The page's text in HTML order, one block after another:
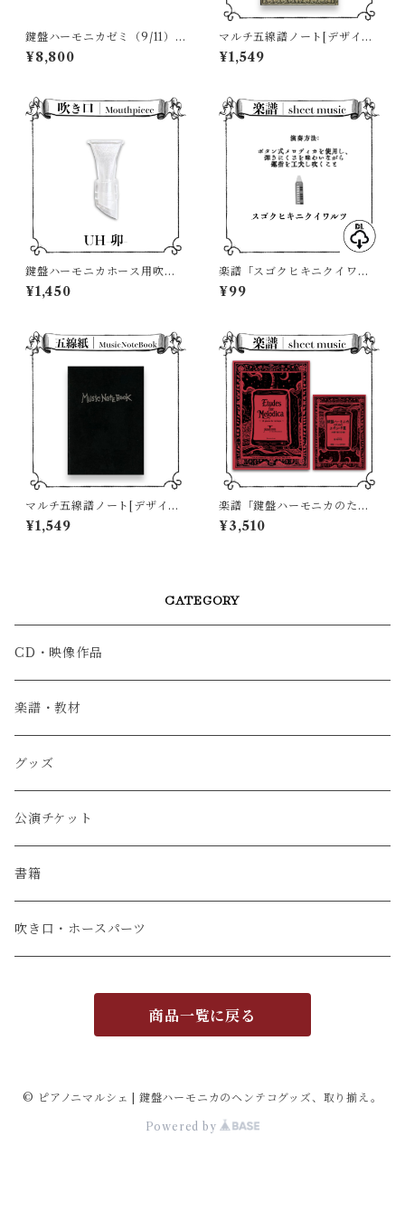
鍵盤ハーモニカゼミ（9/11）
チケット
¥8,800
マルチ五線譜ノート[デザイン
A]
¥1,549
鍵盤ハーモニカホース用吹き
口パーツ「UH-卯-」
¥1,450
楽譜「スゴクヒキニクイワル
ツ」
¥99
マルチ五線譜ノート[デザイン
D]
¥1,549
楽譜「鍵盤ハーモニカのため
のエチュード 集 〜44鍵で奏で
る13曲〜」（通常盤）
¥3,510
CATEGORY
CD・映像作品
楽譜・教材
グッズ
公演チケット
書籍
吹き口・ホースパーツ
商品一覧に戻る
© ピアノニマルシェ | 鍵盤ハーモニカのヘンテコグッズ、取り揃え。
Powered by